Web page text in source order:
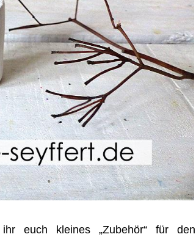
euch kleines „Zubehör“ für den